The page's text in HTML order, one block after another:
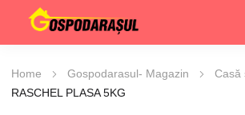
Home Gospodarasul- Magazin Casă
RASCHEL PLASA 5KG